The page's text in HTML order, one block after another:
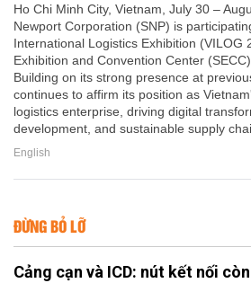
Ho Chi Minh City, Vietnam, July 30 –
Newport Corporation (SNP) is
International Logistics Exhibition (VILOG
Exhibition and Convention Center
Building on its strong presence at
continues to affirm its position as
logistics enterprise, driving digital
development, and sustainable supply
English
ĐỪNG BỎ LỠ
Cảng cạn và ICD: nút kết nối